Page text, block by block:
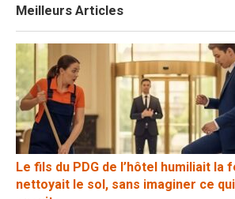
Meilleurs Articles
Le fils du PDG de l’hôtel humiliait la
nettoyait le sol, sans imaginer ce